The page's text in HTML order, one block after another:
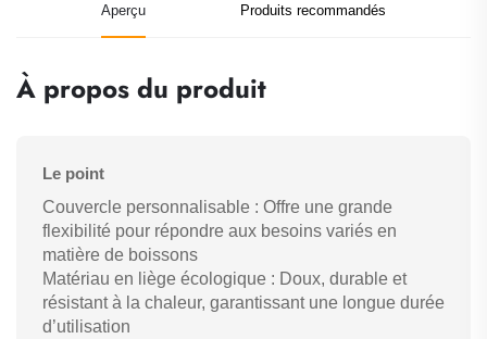
Aperçu Produits recommandés
À propos du produit
Le point
Couvercle personnalisable : Offre une grande
flexibilité pour répondre aux besoins variés en
matière de boissons
Matériau en liège écologique : Doux, durable et
résistant à la chaleur, garantissant une longue durée
d’utilisation